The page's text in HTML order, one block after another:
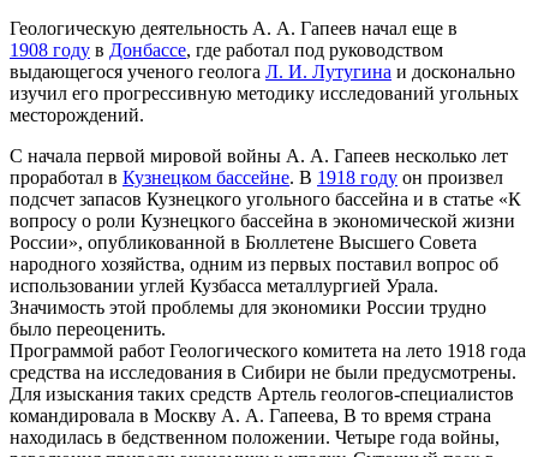
Геологическую деятельность А. А. Гапеев начал еще в
1908 году в Донбассе, где работал под руководством
выдающегося ученого геолога Л. И. Лутугина и досконально
изучил его прогрессивную методику исследований угольных
месторождений.
С начала первой мировой войны А. А. Гапеев несколько лет
проработал в Кузнецком бассейне. В 1918 году он произвел
подсчет запасов Кузнецкого угольного бассейна и в статье «К
вопросу о роли Кузнецкого бассейна в экономической жизни
России», опубликованной в Бюллетене Высшего Совета
народного хозяйства, одним из первых поставил вопрос об
использовании углей Кузбасса металлургией Урала.
Значимость этой проблемы для экономики России трудно
было переоценить.
Программой работ Геологического комитета на лето 1918 года
средства на исследования в Сибири не были предусмотрены.
Для изыскания таких средств Артель геологов-специалистов
командировала в Москву А. А. Гапеева, В то время страна
находилась в бедственном положении. Четыре года войны,